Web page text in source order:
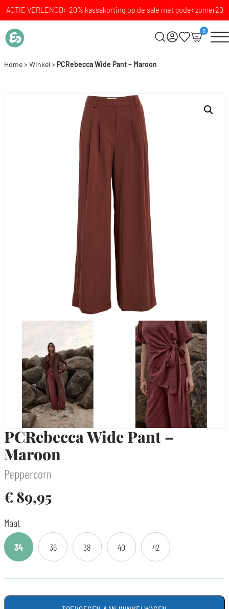
ACTIE VERLENGD: 20% kassakorting op de sale met code: zomer20
0
Home>Winkel> PCRebecca Wide Pant – Maroon
PCRebecca Wide Pant –
Maroon
Peppercorn
€ 89,95
Maat
34 36 38 40 42